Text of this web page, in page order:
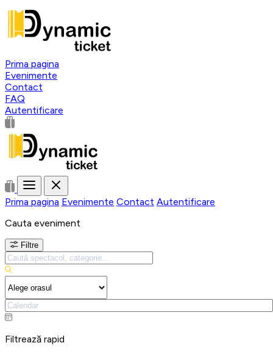
Prima pagina
Evenimente
Contact
FAQ
Autentificare
Prima pagina Evenimente Contact Autentificare
Cauta eveniment
Filtre
Filtrează rapid